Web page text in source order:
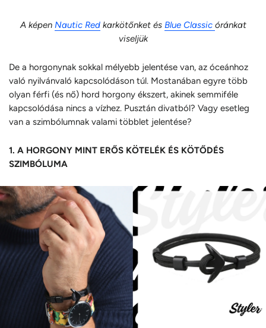
A képen Nautic Redkarkötőnket és Blue Classic óránkat
viseljük
De a horgonynak sokkal mélyebb jelentése van, az óceánhoz
való nyilvánvaló kapcsolódáson túl. Mostanában egyre több
olyan férfi (és nő) hord horgony ékszert, akinek semmiféle
kapcsolódása nincs a vízhez. Pusztán divatból? Vagy esetleg
van a szimbólumnak valami többlet jelentése?
1. A HORGONY MINT ERŐS KÖTELÉK ÉS KÖTŐDÉS
SZIMBÓLUMA